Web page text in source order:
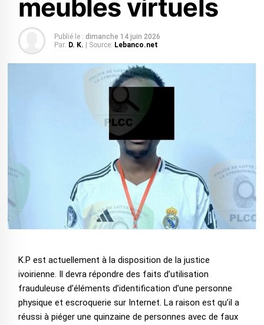
meubles virtuels
Publié le : dimanche 14 juin 2026
Par: D. K. | Source: Lebanco.net
K.P est actuellement à la disposition de la justice
ivoirienne. Il devra répondre des faits d’utilisation
frauduleuse d’éléments d’identification d’une personne
physique et escroquerie sur Internet. La raison est qu’il a
réussi à piéger une quinzaine de personnes avec de faux